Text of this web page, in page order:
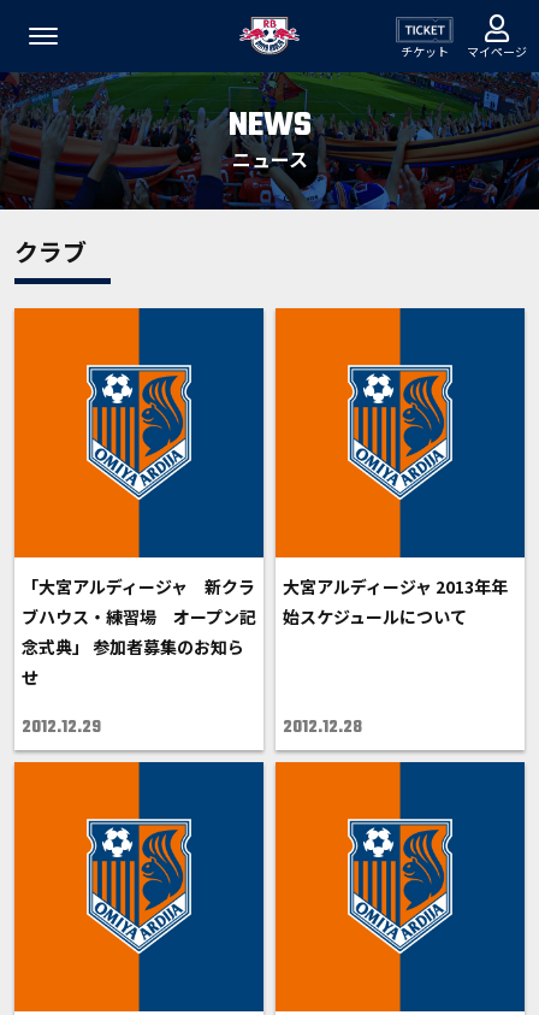
チケット マイページ
NEWS
ニュース
クラブ
「大宮アルディージャ 新クラ
ブハウス・練習場 オープン記
念式典」 参加者募集のお知ら
せ
2012.12.29
大宮アルディージャ 2013年年
始スケジュールについて
2012.12.28